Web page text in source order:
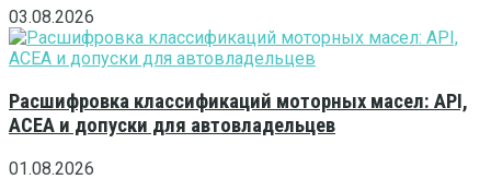
03.08.2026
Расшифровка классификаций моторных масел: API,
ACEA и допуски для автовладельцев
01.08.2026